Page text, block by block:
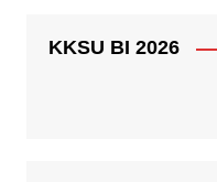
KKSU BI 2026